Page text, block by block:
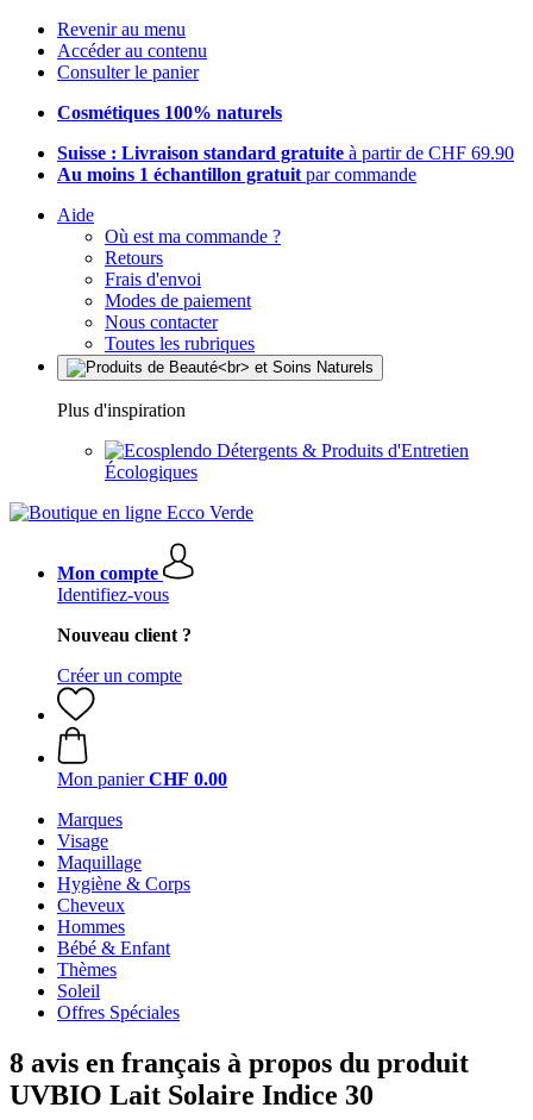
Revenir au menu
Accéder au contenu
Consulter le panier
Cosmétiques 100% naturels
Suisse : Livraison standard gratuite à partir de CHF 69.90
Au moins 1 échantillon gratuit par commande
Aide
Où est ma commande ?
Retours
Frais d'envoi
Modes de paiement
Nous contacter
Toutes les rubriques
Plus d'inspiration
Détergents & Produits d'Entretien
Écologiques
Mon compte
Identifiez-vous
Nouveau client ?
Créer un compte
Mon panier CHF 0.00
Marques
Visage
Maquillage
Hygiène & Corps
Cheveux
Hommes
Bébé & Enfant
Thèmes
Soleil
Offres Spéciales
8 avis en français à propos du produit
UVBIO Lait Solaire Indice 30